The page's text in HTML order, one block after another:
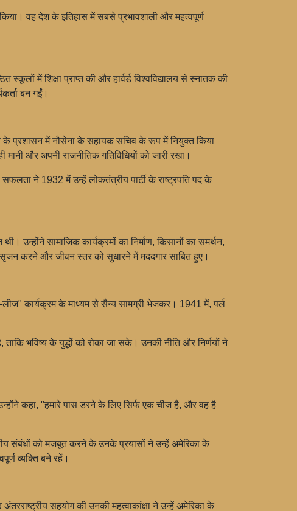
वह देश के इतिहास में सबसे प्रभावशाली और महत्वपूर्ण
में शिक्षा प्राप्त की और हार्वर्ड विश्वविद्यालय से स्नातक की
बन गईं।
के प्रशासन में नौसेना के सहायक सचिव के रूप में नियुक्त किया
और अपनी राजनीतिक गतिविधियों को जारी रखा।
ने 1932 में उन्हें लोकतंत्रीय पार्टी के राष्ट्रपति पद के
उन्होंने सामाजिक कार्यक्रमों का निर्माण, किसानों का समर्थन,
करने और जीवन स्तर को सुधारने में मददगार साबित हुए।
कार्यक्रम के माध्यम से सैन्य सामग्री भेजकर। 1941 में, पर्ल
भविष्य के युद्धों को रोका जा सके। उनकी नीति और निर्णयों ने
कहा, "हमारे पास डरने के लिए सिर्फ एक चीज है, और वह है
संबंधों को मजबूत करने के उनके प्रयासों ने उन्हें अमेरिका के
व्यक्ति बने रहें।
सहयोग की उनकी महत्वाकांक्षा ने उन्हें अमेरिका के